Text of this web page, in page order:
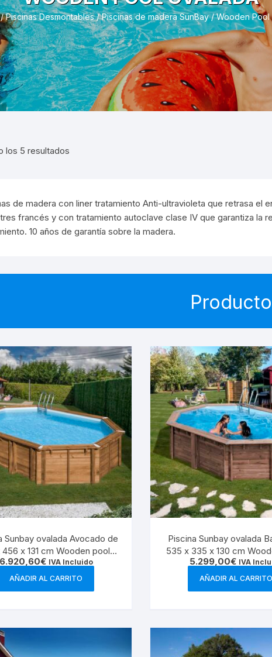
Composite
Piscinas Nordic
pared blanca
Circulares
Liner Circular Armado 75/100
Liner Ovaladas Armado 75/100
circulares altura 132
circulares altura 90
forma de 8 altura 120
ovaladas altura 120
Depuradoras FS / MG Gre
Filtros y Casetas
PoolStyle
Protección
Recogehojas
Piscinas Desmontables/Piscinas de madera SunBay/ Wooden Pool
los 5 resultados
de madera con liner tratamiento Anti-ultravioleta que retrasa el
francés y con tratamiento autoclave clase IV que garantiza la
10 años de garantía sobre la madera.
Sunbay ovalada Avocado de
x 131 cm Wooden pools
790203
6.920,60€ IVA Incluido
AÑADIR AL CARRITO
Piscina Sunbay ovalada
535 x 335 x 130 cm
KPBOC535
5.299,00€ IVA
AÑADIR AL CARRITO